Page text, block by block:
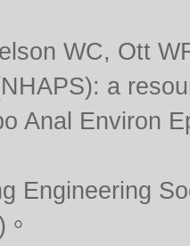
WC, Ott
a
Anal Environ
Engineering